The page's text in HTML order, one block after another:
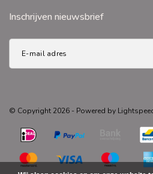
Inschrijven nieuwsbrief
© Copyright 2026 - Powered by